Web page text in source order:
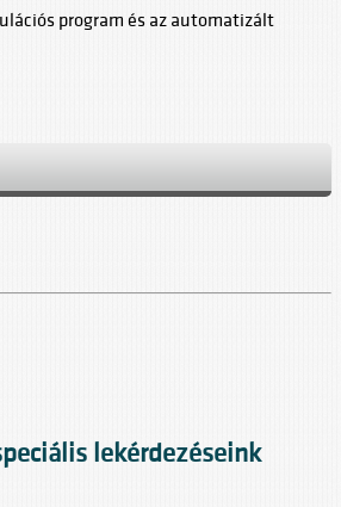
program és az automatizált
lekérdezéseink